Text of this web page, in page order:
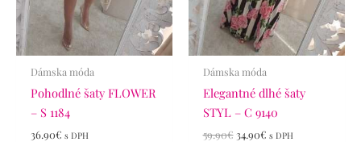
Dámska móda
Pohodlné šaty FLOWER
– S 1184
36.90€ s DPH
Dámska móda
Elegantné dlhé šaty
STYL – C 9140
59.90€ 34.90€ s DPH